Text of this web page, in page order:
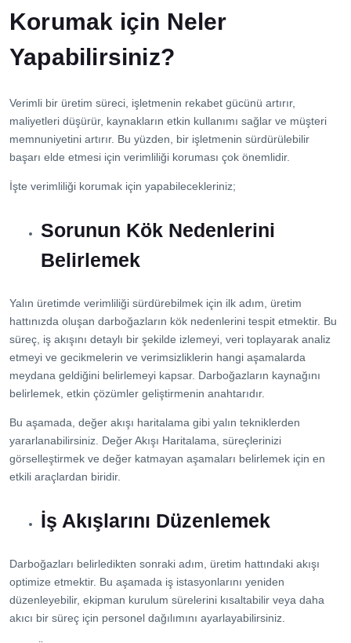
Korumak için Neler
Yapabilirsiniz?
Verimli bir üretim süreci, işletmenin rekabet gücünü artırır,
maliyetleri düşürür, kaynakların etkin kullanımı sağlar ve müşteri
memnuniyetini artırır. Bu yüzden, bir işletmenin sürdürülebilir
başarı elde etmesi için verimliliği koruması çok önemlidir.
İşte verimliliği korumak için yapabilecekleriniz;
Sorunun Kök Nedenlerini
Belirlemek
Yalın üretimde verimliliği sürdürebilmek için ilk adım, üretim
hattınızda oluşan darboğazların kök nedenlerini tespit etmektir. Bu
süreç, iş akışını detaylı bir şekilde izlemeyi, veri toplayarak analiz
etmeyi ve gecikmelerin ve verimsizliklerin hangi aşamalarda
meydana geldiğini belirlemeyi kapsar. Darboğazların kaynağını
belirlemek, etkin çözümler geliştirmenin anahtarıdır.
Bu aşamada, değer akışı haritalama gibi yalın tekniklerden
yararlanabilirsiniz. Değer Akışı Haritalama, süreçlerinizi
görselleştirmek ve değer katmayan aşamaları belirlemek için en
etkili araçlardan biridir.
İş Akışlarını Düzenlemek
Darboğazları belirledikten sonraki adım, üretim hattındaki akışı
optimize etmektir. Bu aşamada iş istasyonlarını yeniden
düzenleyebilir, ekipman kurulum sürelerini kısaltabilir veya daha
akıcı bir süreç için personel dağılımını ayarlayabilirsiniz.